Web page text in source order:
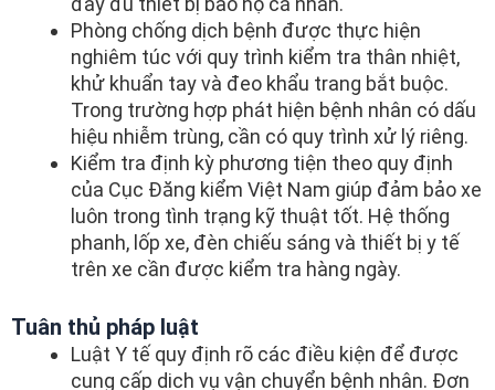
Phòng chống dịch bệnh được thực hiện
nghiêm túc với quy trình kiểm tra thân nhiệt,
khử khuẩn tay và đeo khẩu trang bắt buộc.
Trong trường hợp phát hiện bệnh nhân có dấu
hiệu nhiễm trùng, cần có quy trình xử lý riêng.
Kiểm tra định kỳ phương tiện theo quy định
của Cục Đăng kiểm Việt Nam giúp đảm bảo xe
luôn trong tình trạng kỹ thuật tốt. Hệ thống
phanh, lốp xe, đèn chiếu sáng và thiết bị y tế
trên xe cần được kiểm tra hàng ngày.
Tuân thủ pháp luật
Luật Y tế quy định rõ các điều kiện để được
cung cấp dịch vụ vận chuyển bệnh nhân. Đơn